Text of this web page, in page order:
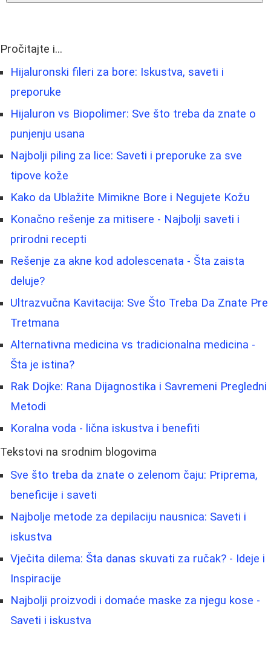
Pročitajte i...
Hijaluronski fileri za bore: Iskustva, saveti i
preporuke
Hijaluron vs Biopolimer: Sve što treba da znate o
punjenju usana
Najbolji piling za lice: Saveti i preporuke za sve
tipove kože
Kako da Ublažite Mimikne Bore i Negujete Kožu
Konačno rešenje za mitisere - Najbolji saveti i
prirodni recepti
Rešenje za akne kod adolescenata - Šta zaista
deluje?
Ultrazvučna Kavitacija: Sve Što Treba Da Znate Pre
Tretmana
Alternativna medicina vs tradicionalna medicina -
Šta je istina?
Rak Dojke: Rana Dijagnostika i Savremeni Pregledni
Metodi
Koralna voda - lična iskustva i benefiti
Tekstovi na srodnim blogovima
Sve što treba da znate o zelenom čaju: Priprema,
beneficije i saveti
Najbolje metode za depilaciju nausnica: Saveti i
iskustva
Vječita dilema: Šta danas skuvati za ručak? - Ideje i
Inspiracije
Najbolji proizvodi i domaće maske za njegu kose -
Saveti i iskustva